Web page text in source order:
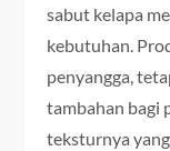
sabut kelapa
kebutuhan.
penyangga,
tambahan bagi
teksturnya